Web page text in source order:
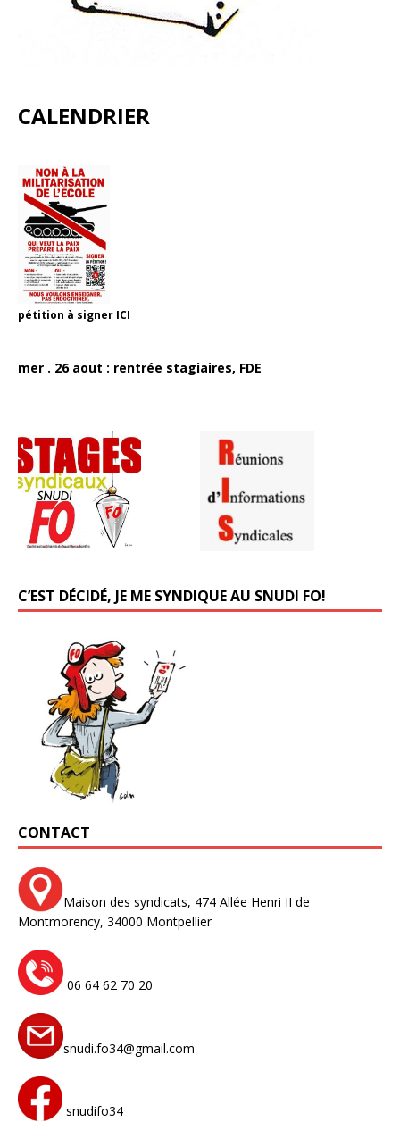
CALENDRIER
pétition à signer ICI
mer . 26 aout : rentrée stagiaires, FDE
C’EST DÉCIDÉ, JE ME SYNDIQUE AU SNUDI FO!
CONTACT
Maison des syndicats, 474 Allée Henri II de
Montmorency, 34000 Montpellier
06 64 62 70 20
snudi.fo34@gmail.com
snudifo34